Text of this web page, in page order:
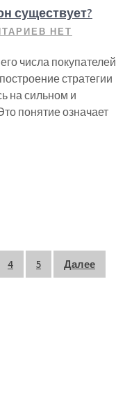
существует?
НЕТ
числа покупателей
стратегии
на сильном и
понятие означает
4 5 Далее